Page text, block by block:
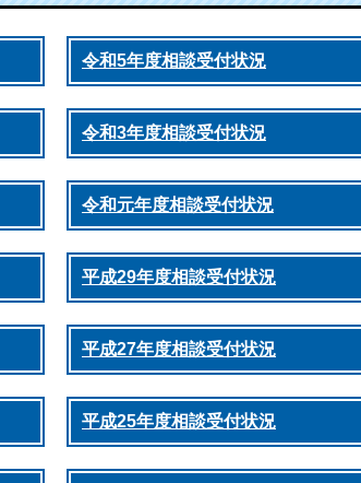
令和5年度相談受付状況
令和3年度相談受付状況
令和元年度相談受付状況
平成29年度相談受付状況
平成27年度相談受付状況
平成25年度相談受付状況